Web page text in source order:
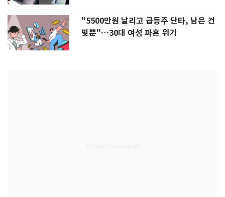
"5500만원 날리고 급등주 단타, 남은 건
빚뿐"…30대 여성 파혼 위기